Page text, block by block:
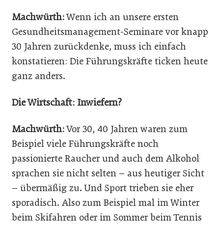
Machwürth:Wenn ich an unsere ersten
Gesundheitsmanagement-Seminare vor knapp
30 Jahren zurückdenke, muss ich einfach
konstatieren: Die Führungskräfte ticken heute
ganz anders.
Die Wirtschaft: Inwiefern?
Machwürth:Vor 30, 40 Jahren waren zum
Beispiel viele Führungskräfte noch
passionierte Raucher und auch dem Alkohol
sprachen sie nicht selten – aus heutiger Sicht
– übermäßig zu. Und Sport trieben sie eher
sporadisch. Also zum Beispiel mal im Winter
beim Skifahren oder im Sommer beim Tennis